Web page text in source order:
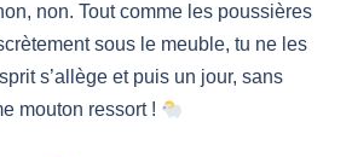
non. Tout comme les poussières
sous le meuble, tu ne les
s’allège et puis un jour, sans
mouton ressort !